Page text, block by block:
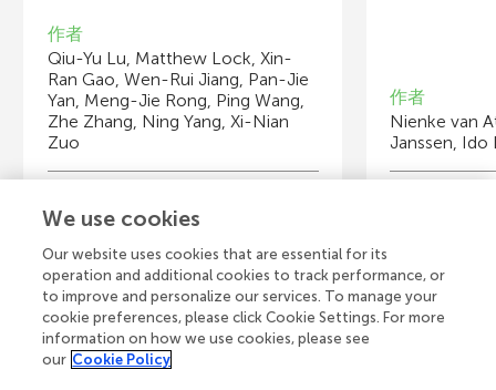
作者
Qiu-Yu Lu, Matthew Lock, Xin-
Ran Gao, Wen-Rui Jiang, Pan-Jie
Yan, Meng-Jie Rong, Ping Wang,
Zhe Zhang, Ning Yang, Xi-Nian
Zuo
Eagle
年龄 13
作者
Nienke van
Janssen, Ido
We use cookies
Our website uses cookies that are essential for its
operation and additional cookies to track performance, or
to improve and personalize our services. To manage your
cookie preferences, please click Cookie Settings. For more
information on how we use cookies, please see
our Cookie Policy